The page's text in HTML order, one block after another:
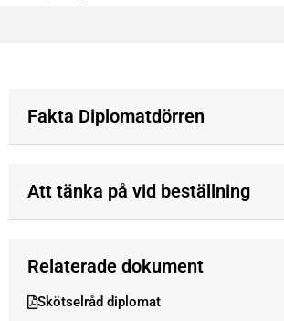
Fakta Diplomatdörren
Att tänka på vid beställning
Relaterade dokument
Skötselråd diplomat